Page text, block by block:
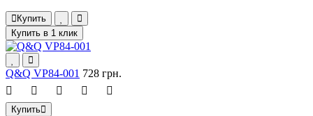
Купить
Купить в 1 клик
Q&Q VP84-001 728 грн.
Купить